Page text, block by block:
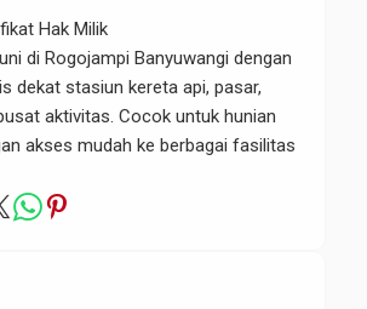
Hak Milik
di Rogojampi Banyuwangi dengan
dekat stasiun kereta api, pasar,
aktivitas. Cocok untuk hunian
akses mudah ke berbagai fasilitas